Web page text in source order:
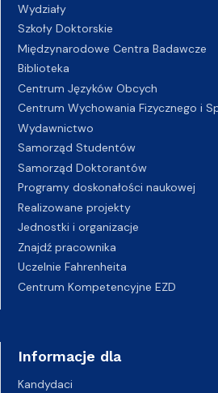
Wydziały
Szkoły Doktorskie
Międzynarodowe Centra Badawcze
Biblioteka
Centrum Języków Obcych
Centrum Wychowania Fizycznego i
Wydawnictwo
Samorząd Studentów
Samorząd Doktorantów
Programy doskonałości naukowej
Realizowane projekty
Jednostki i organizacje
Znajdź pracownika
Uczelnie Fahrenheita
Centrum Kompetencyjne EZD
Informacje dla
Kandydaci